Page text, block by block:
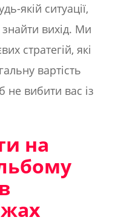
якій ситуації,
вихід. Ми
стратегій, які
вартість
вибити вас із
на